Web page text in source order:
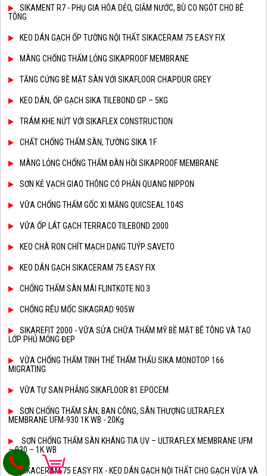
SIKAMENT R7 - PHỤ GIA HÓA DẺO, GIẢM NƯỚC, BÙ CO NGÓT CHO BÊ
TÔNG
KEO DÁN GẠCH ỐP TƯỜNG NỘI THẤT SIKACERAM 75 EASY FIX
MÀNG CHỐNG THẤM LỎNG SIKAPROOF MEMBRANE
TĂNG CỨNG BỀ MẶT SÀN VỚI SIKAFLOOR CHAPDUR GREY
KEO DÁN, ỐP GẠCH SIKA TILEBOND GP – 5KG
TRÁM KHE NỨT VỚI SIKAFLEX CONSTRUCTION
CHẤT CHỐNG THẤM SÀN, TƯỜNG SIKA 1F
MÀNG LỎNG CHỐNG THẤM ĐÀN HỒI SIKAPROOF MEMBRANE
SƠN KẺ VẠCH GIAO THÔNG CÓ PHẢN QUANG NIPPON
VỮA CHỐNG THẤM GỐC XI MĂNG QUICSEAL 104S
VỮA ỐP LÁT GẠCH TERRACO TILEBOND 2000
KEO CHÀ RON CHÍT MẠCH DẠNG TUÝP SAVETO
KEO DÁN GẠCH SIKACERAM 75 EASY FIX
CHỐNG THẤM SÀN MÁI FLINTKOTE NO.3
CHỐNG RÊU MỐC SIKAGRAD 905W
SIKAREFIT 2000 - VỮA SỬA CHỮA THẨM MỸ BỀ MẶT BÊ TÔNG VÀ TẠO
LỚP PHỦ MỎNG ĐẸP
VỮA CHỐNG THẤM TINH THỂ THẨM THẤU SIKA MONOTOP 166
MIGRATING
VỮA TỰ SAN PHẲNG SIKAFLOOR 81 EPOCEM
SƠN CHỐNG THẤM SÀN, BAN CÔNG, SÂN THƯỢNG ULTRAFLEX
MEMBRANE UFM-930 1K WB - 20Kg
SƠN CHỐNG THẤM SÀN KHÁNG TIA UV – ULTRAFLEX MEMBRANE UFM
– 930 – 1K WB
SIKACERAM 75 EASY FIX - KEO DÁN GẠCH NỘI THẤT CHO GẠCH VỪA VÀ